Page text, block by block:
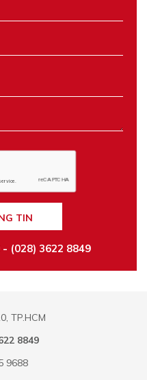
TIN
- (028) 3622 8849
TP.HCM
8849
9688